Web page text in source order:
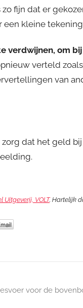
zo fijn dat er
een kleine
verdwijnen, om
verteld
van
zorg dat het geld
Uitgeverij, VOLT. Hartelijk
voor de